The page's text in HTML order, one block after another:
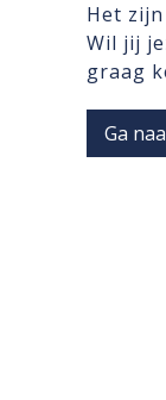
Het
Wil jij
graag
Ga